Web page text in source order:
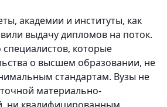
академии и институты, как
выдачу дипломов на поток.
которые
о высшем образовании, не
стандартам. Вузы не
материально-